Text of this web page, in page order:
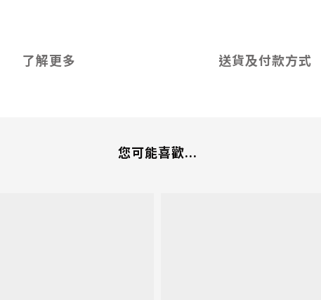
了解更多 送貨及付款方式
您可能喜歡...